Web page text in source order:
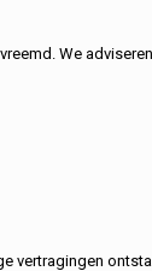
We
vertragingen